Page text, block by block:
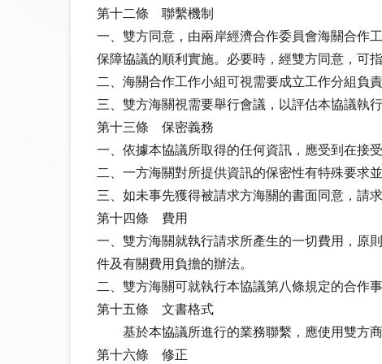
第十二條 聯繫機制
一、雙方同意，由兩岸經濟合作委員會海關合作
保障協議的順利實施。必要時，經雙方同意，可
二、海關合作工作小組可視需要成立工作分組負
三、雙方海關視需要舉行會議，以評估本協議執
第十三條 保密義務
一、依據本協議所取得的任何資訊，應受到在接
二、一方海關對所提供資訊的保密性有特殊要求
三、如未事先獲得被請求方海關的書面同意，請
第十四條 費用
一、雙方海關就執行請求所產生的一切費用，原
件及有關費用負擔的辦法。
二、雙方海關可就執行本協議第八條規定的合作
第十五條 文書格式
基於本協議所進行的業務聯繫，應使用雙方商
第十六條 修正